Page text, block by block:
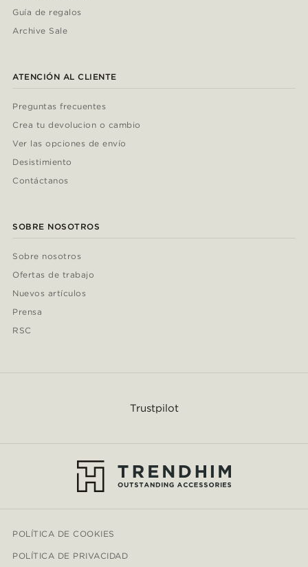
Guía de regalos
Archive Sale
ATENCIÓN AL CLIENTE
Preguntas frecuentes
Crea tu devolucion o cambio
Ver las opciones de envío
Desistimiento
Contáctanos
SOBRE NOSOTROS
Sobre nosotros
Ofertas de trabajo
Nuevos artículos
Prensa
RSC
Trustpilot
POLÍTICA DE COOKIES
POLÍTICA DE PRIVACIDAD